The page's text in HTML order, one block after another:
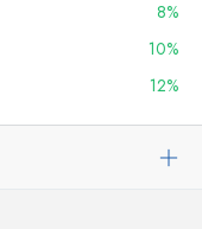
8%
10%
12%